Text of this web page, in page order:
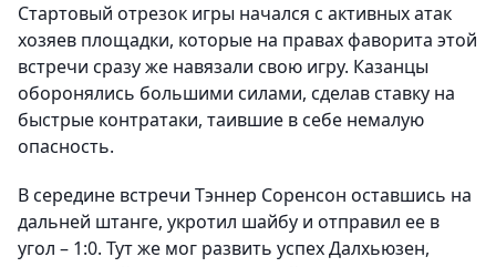
Стартовый отрезок игры начался с активных атак
хозяев площадки, которые на правах фаворита этой
встречи сразу же навязали свою игру. Казанцы
оборонялись большими силами, сделав ставку на
быстрые контратаки, таившие в себе немалую
опасность.
В середине встречи Тэннер Соренсон оставшись на
дальней штанге, укротил шайбу и отправил ее в
угол – 1:0. Тут же мог развить успех Далхьюзен,